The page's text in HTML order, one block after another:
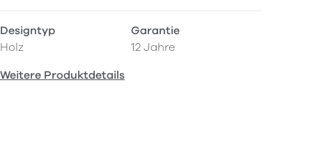
Designtyp
Holz
Garantie
12 Jahre
Weitere Produktdetails